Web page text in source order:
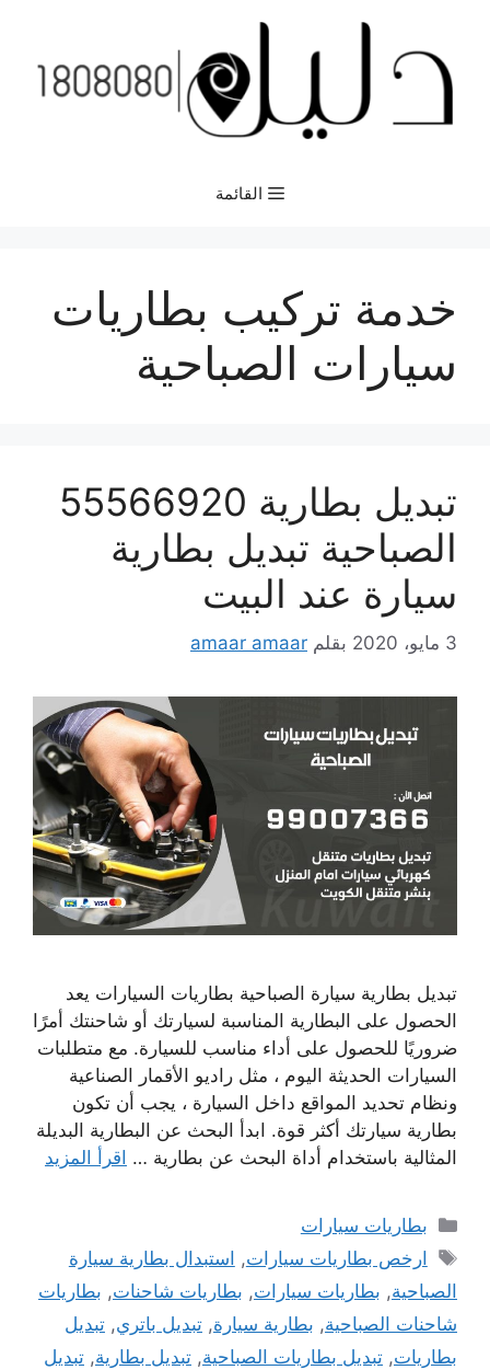
المحتوى
القائمة
خدمة تركيب بطاريات
سيارات الصباحية
تبديل بطارية 55566920
الصباحية تبديل بطارية
سيارة عند البيت
3 مايو، 2020 بقلم amaar amaar
تبديل بطارية سيارة الصباحية بطاريات السيارات يعد
الحصول على البطارية المناسبة لسيارتك أو شاحنتك أمرًا
ضروريًا للحصول على أداء مناسب للسيارة. مع متطلبات
السيارات الحديثة اليوم ، مثل راديو الأقمار الصناعية
ونظام تحديد المواقع داخل السيارة ، يجب أن تكون
بطارية سيارتك أكثر قوة. ابدأ البحث عن البطارية البديلة
المثالية باستخدام أداة البحث عن بطارية … اقرأ المزيد
التصنيفات
بطاريات سيارات
الوسوم
ارخص بطاريات سيارات, استبدال بطارية سيارة
الصباحية, بطاريات سيارات, بطاريات شاحنات, بطاريات
شاحنات الصباحية, بطارية سيارة, تبديل باتري, تبديل
بطاريات, تبديل بطاريات الصباحية, تبديل بطارية, تبديل